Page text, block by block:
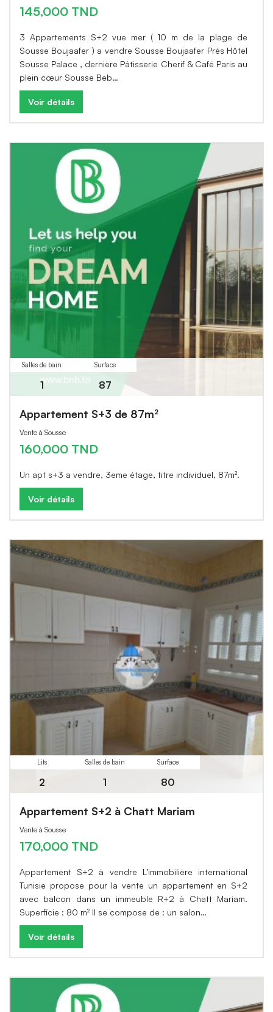
145,000 TND
3 Appartements S+2 vue mer ( 10 m de la plage de
Sousse Boujaafer ) a vendre Sousse Boujaafer Prés Hôtel
Sousse Palace , dernière Pâtisserie Cherif & Café Paris au
plein cœur Sousse Beb…
Voir détails
Salles de bain
1
Surface
87
Appartement S+3 de 87m²
Vente à Sousse
160,000 TND
Un apt s+3 a vendre, 3eme étage, titre individuel, 87m².
Voir détails
Lits
2
Salles de bain
1
Surface
80
Appartement S+2 à Chatt Mariam
Vente à Sousse
170,000 TND
Appartement S+2 à vendre L’immobilière international
Tunisie propose pour la vente un appartement en S+2
avec balcon dans un immeuble R+2 à Chatt Mariam.
Superficie : 80 m² Il se compose de : un salon…
Voir détails